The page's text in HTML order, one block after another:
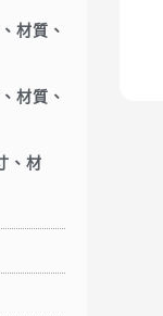
材質、
材質、
、材